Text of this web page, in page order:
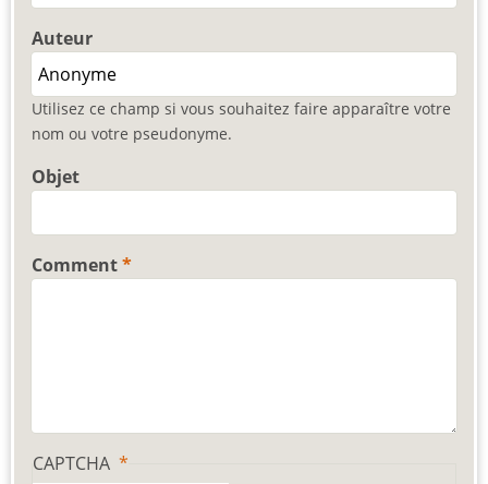
Auteur
Utilisez ce champ si vous souhaitez faire apparaître votre
nom ou votre pseudonyme.
Objet
Comment
CAPTCHA